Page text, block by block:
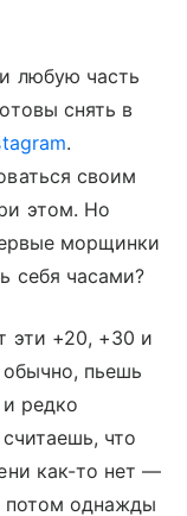
любую часть
снять в
.
своим
этом. Но
морщинки
себя часами?
эти +20, +30 и
пьешь
редко
что
как-то нет —
потом однажды